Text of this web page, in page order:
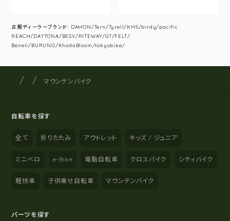
正規ディーラーブランド: DAHON/Tern/Tyrell/KHS/birdy/pacific
REACH/DAYTONA/BESV/RITEWAY/GT/FELT/
Beneli/BURUNO/KhodaBloom/tokyobike/
サイト内の現在地
サイクルショップナカゴヤ
マウンテンバイク
自転車を探す
全て 折りたたみ アウトレット キッズ / ジュニア
ミニベロ e-Bike 電動自転車 クロスバイク シティバイク
軽快車 子供乗せ自転車 マウンテンバイク
パーツを探す